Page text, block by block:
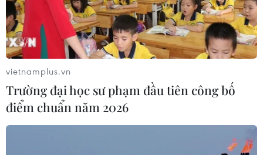
vietnamplus.vn
Trường đại học sư phạm đầu tiên công bố
điểm chuẩn năm 2026